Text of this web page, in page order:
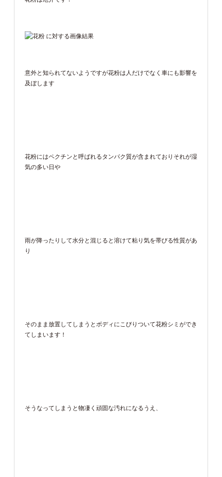
意外と知られてないようですが花粉は人だけでなく車にも影響を
及ぼします
花粉にはペクチンと呼ばれるタンパク質が含まれておりそれが湿
気の多い日や
雨が降ったりして水分と混じると溶けて粘り気を帯びる性質があ
り
そのまま放置してしまうとボディにこびりついて花粉シミができ
てしまいます！
そうなってしまうと物凄く頑固な汚れになるうえ、